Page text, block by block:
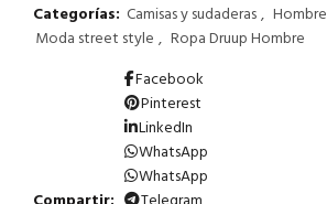
Categorías: Camisas y sudaderas, Hombre
Moda street style , Ropa Druup Hombre
Facebook
Pinterest
LinkedIn
WhatsApp
WhatsApp